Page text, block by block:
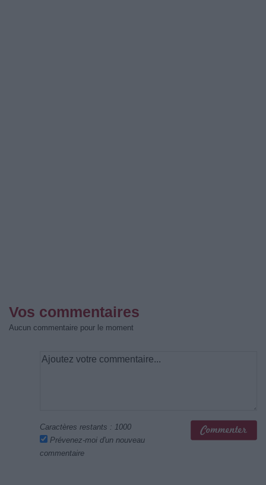
Vos commentaires
Aucun commentaire pour le moment
Caractères restants : 1000
Prévenez-moi d'un nouveau
commentaire